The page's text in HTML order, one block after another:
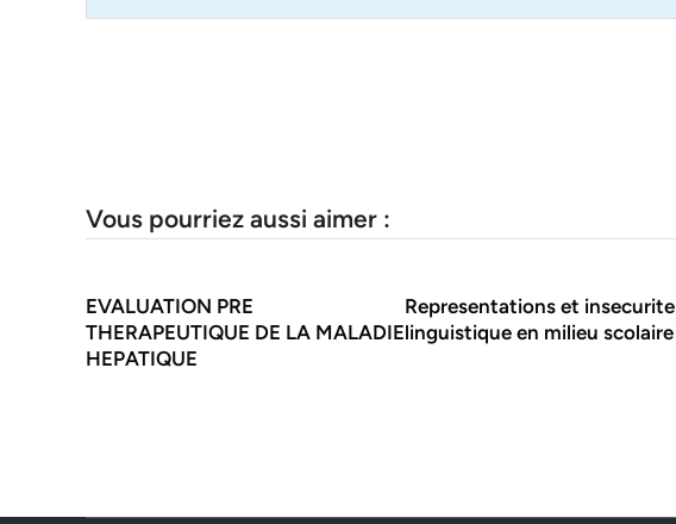
Vous pourriez aussi aimer :
EVALUATION PRE
THERAPEUTIQUE DE LA MALADIE
HEPATIQUE
Representations et insecurite
linguistique en milieu scolaire